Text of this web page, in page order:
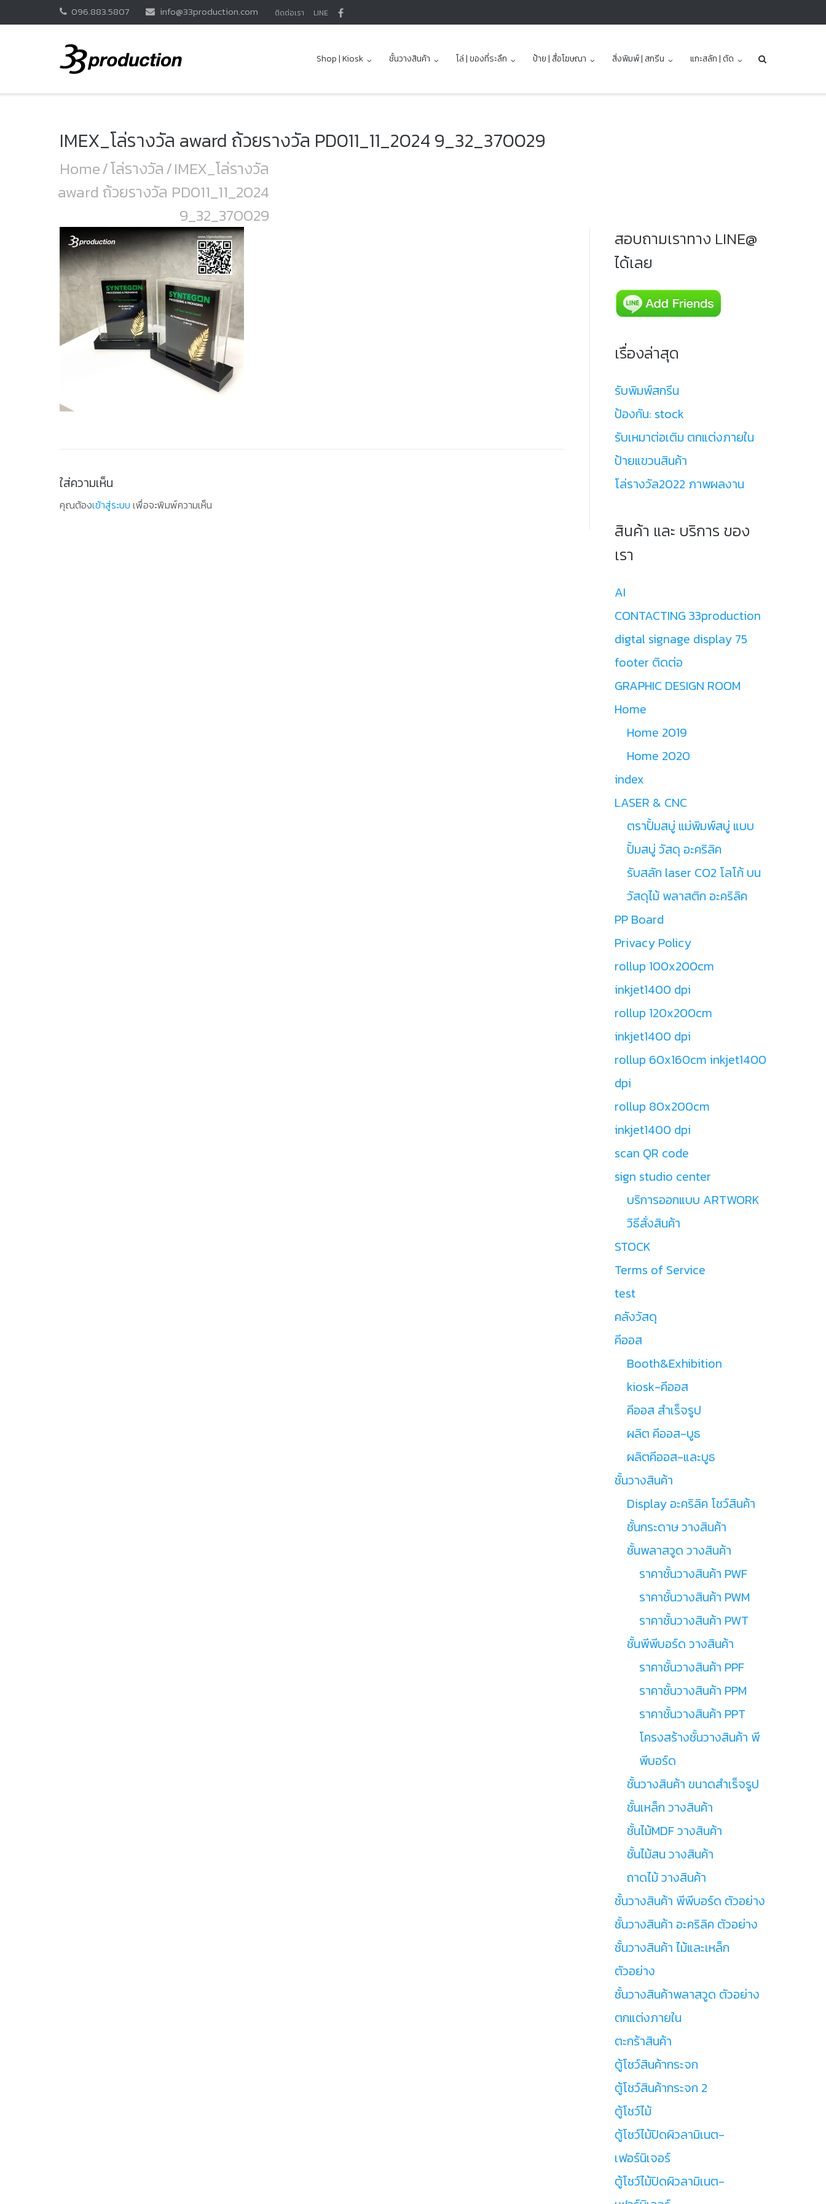
096.883.5807 info@33production.com ติดต่อเรา LINE
Shop | Kiosk ชั้นวางสินค้า โล่ | ของที่ระลึก ป้าย | สื่อโฆษณา สิ่งพิมพ์ | สกรีน แกะสลัก | ตัด
IMEX_โล่รางวัล award ถ้วยรางวัล PD011_11_2024 9_32_370029
Home/โล่รางวัล/IMEX_โล่รางวัล
award ถ้วยรางวัล PD011_11_2024
9_32_370029
ใส่ความเห็น
คุณต้องเข้าสู่ระบบ เพื่อจะพิมพ์ความเห็น
สอบถามเราทาง LINE@
ได้เลย
เรื่องล่าสุด
รับพิมพ์สกรีน
ป้องกัน: stock
รับเหมาต่อเติม ตกแต่งภายใน
ป้ายแขวนสินค้า
โล่รางวัล2022 ภาพผลงาน
สินค้า และ บริการ ของ
เรา
AI
CONTACTING 33production
digtal signage display 75
footer ติดต่อ
GRAPHIC DESIGN ROOM
Home
Home 2019
Home 2020
index
LASER & CNC
ตราปั้มสบู่ แม่พิมพ์สบู่ แบบ
ปั้มสบู่ วัสดุ อะคริลิค
รับสลัก laser CO2 โลโก้ บน
วัสดุไม้ พลาสติก อะคริลิค
PP Board
Privacy Policy
rollup 100x200cm
inkjet1400 dpi
rollup 120x200cm
inkjet1400 dpi
rollup 60x160cm inkjet1400
dpi
rollup 80x200cm
inkjet1400 dpi
scan QR code
sign studio center
บริการออกแบบ ARTWORK
วิธีสั่งสินค้า
STOCK
Terms of Service
test
คลังวัสดุ
คีออส
Booth&Exhibition
kiosk-คีออส
คีออส สำเร็จรูป
ผลิต คีออส-บูธ
ผลิตคีออส-และบูธ
ชั้นวางสินค้า
Display อะคริลิค โชว์สินค้า
ชั้นกระดาษ วางสินค้า
ชั้นพลาสวูด วางสินค้า
ราคาชั้นวางสินค้า PWF
ราคาชั้นวางสินค้า PWM
ราคาชั้นวางสินค้า PWT
ชั้นพีพีบอร์ด วางสินค้า
ราคาชั้นวางสินค้า PPF
ราคาชั้นวางสินค้า PPM
ราคาชั้นวางสินค้า PPT
โครงสร้างชั้นวางสินค้า พี
พีบอร์ด
ชั้นวางสินค้า ขนาดสำเร็จรูป
ชั้นเหล็ก วางสินค้า
ชั้นไม้MDF วางสินค้า
ชั้นไม้สน วางสินค้า
ถาดไม้ วางสินค้า
ชั้นวางสินค้า พีพีบอร์ด ตัวอย่าง
ชั้นวางสินค้า อะคริลิค ตัวอย่าง
ชั้นวางสินค้า ไม้และเหล็ก
ตัวอย่าง
ชั้นวางสินค้าพลาสวูด ตัวอย่าง
ตกแต่งภายใน
ตะกร้าสินค้า
ตู้โชว์สินค้ากระจก
ตู้โชว์สินค้ากระจก 2
ตู้โชว์ไม้
ตู้โชว์ไม้ปิดผิวลามิเนต-
เฟอร์นิเจอร์
ตู้โชว์ไม้ปิดผิวลามิเนต-